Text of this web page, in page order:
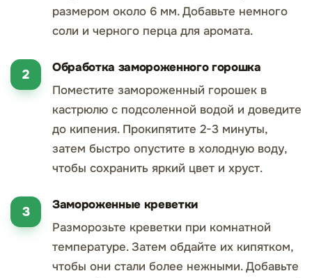
размером около 6 мм. Добавьте немного
соли и черного перца для аромата.
Обработка замороженного горошка
Поместите замороженный горошек в
кастрюлю с подсоленной водой и доведите
до кипения. Прокипятите 2-3 минуты,
затем быстро опустите в холодную воду,
чтобы сохранить яркий цвет и хруст.
Замороженные креветки
Разморозьте креветки при комнатной
температуре. Затем обдайте их кипятком,
чтобы они стали более нежными. Добавьте